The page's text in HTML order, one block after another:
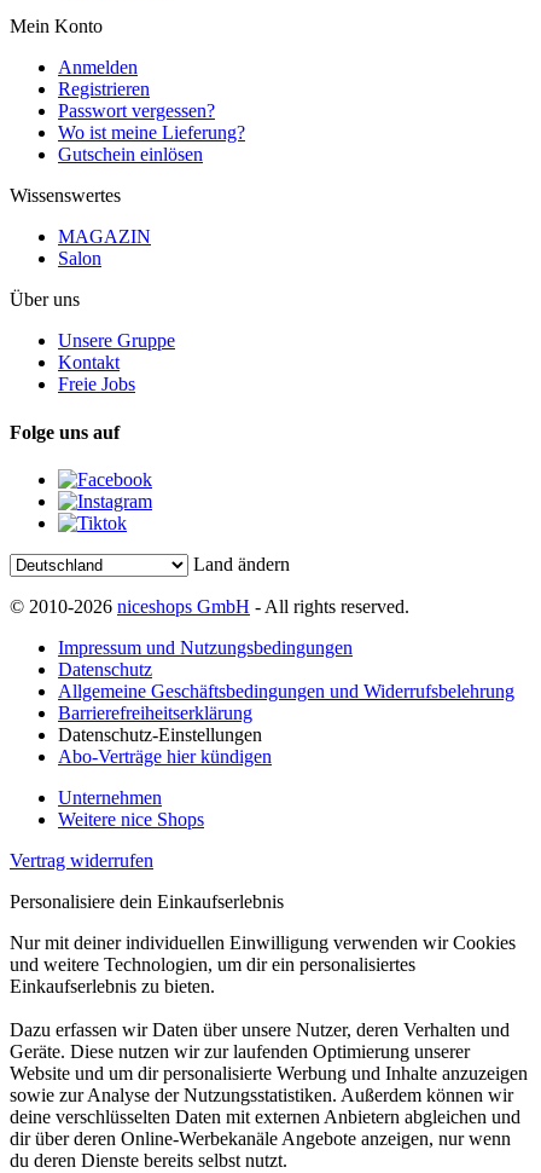
Mein Konto
Anmelden
Registrieren
Passwort vergessen?
Wo ist meine Lieferung?
Gutschein einlösen
Wissenswertes
MAGAZIN
Salon
Über uns
Unsere Gruppe
Kontakt
Freie Jobs
Folge uns auf
Land ändern
© 2010-2026 niceshops GmbH - All rights reserved.
Impressum und Nutzungsbedingungen
Datenschutz
Allgemeine Geschäftsbedingungen und Widerrufsbelehrung
Barrierefreiheitserklärung
Datenschutz-Einstellungen
Abo-Verträge hier kündigen
Unternehmen
Weitere nice Shops
Vertrag widerrufen
Personalisiere dein Einkaufserlebnis
Nur mit deiner individuellen Einwilligung verwenden wir Cookies
und weitere Technologien, um dir ein personalisiertes
Einkaufserlebnis zu bieten.
Dazu erfassen wir Daten über unsere Nutzer, deren Verhalten und
Geräte. Diese nutzen wir zur laufenden Optimierung unserer
Website und um dir personalisierte Werbung und Inhalte anzuzeigen
sowie zur Analyse der Nutzungsstatistiken. Außerdem können wir
deine verschlüsselten Daten mit externen Anbietern abgleichen und
dir über deren Online-Werbekanäle Angebote anzeigen, nur wenn
du deren Dienste bereits selbst nutzt.